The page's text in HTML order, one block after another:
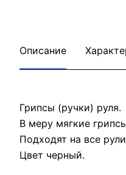
Описание
Грипсы (ручки) руля.
В меру мягкие
Подходят на все
Цвет черный.